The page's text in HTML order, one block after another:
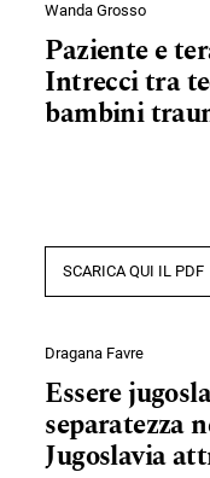
Wanda Grosso
Paziente e
Intrecci tra
bambini
SCARICA QUI IL PDF
Dragana Favre
Essere
separatezza
Jugoslavia